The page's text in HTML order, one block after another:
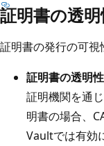
証明書の透
証明書の発行の可視
証明書の透明
証明機関を通
明書の場合、
Vaultでは有効